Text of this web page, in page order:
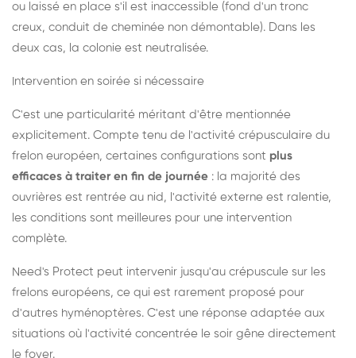
ou laissé en place s'il est inaccessible (fond d'un tronc
creux, conduit de cheminée non démontable). Dans les
deux cas, la colonie est neutralisée.
Intervention en soirée si nécessaire
C'est une particularité méritant d'être mentionnée
explicitement. Compte tenu de l'activité crépusculaire du
frelon européen, certaines configurations sont plus
efficaces à traiter en fin de journée : la majorité des
ouvrières est rentrée au nid, l'activité externe est ralentie,
les conditions sont meilleures pour une intervention
complète.
Need's Protect peut intervenir jusqu'au crépuscule sur les
frelons européens, ce qui est rarement proposé pour
d'autres hyménoptères. C'est une réponse adaptée aux
situations où l'activité concentrée le soir gêne directement
le foyer.